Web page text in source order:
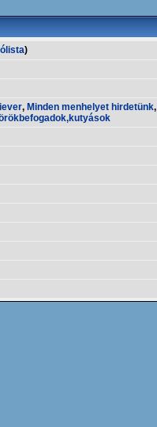
)
, Minden menhelyet hirdetünk,